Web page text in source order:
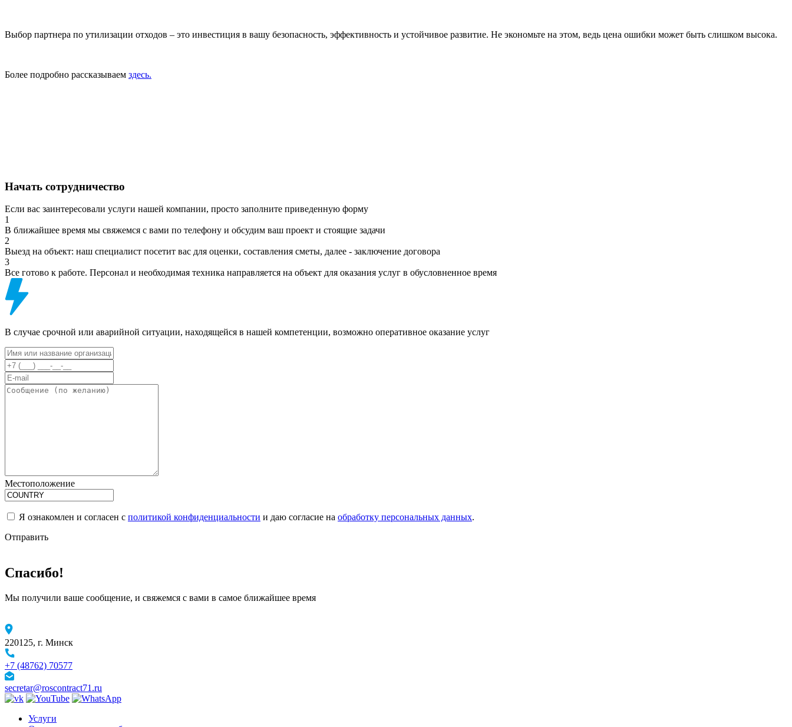
Выбор партнера по утилизации отходов – это инвестиция в вашу безопасность, эффективность и устойчивое развитие. Не экономьте на этом, ведь цена ошибки может быть слишком высока.
Более подробно рассказываем здесь.
Начать сотрудничество
Если вас заинтересовали услуги нашей компании, просто заполните приведенную форму
1
В ближайшее время мы свяжемся с вами по телефону и обсудим ваш проект и стоящие задачи
2
Выезд на объект: наш специалист посетит вас для оценки, составления сметы, далее - заключение договора
3
Все готово к работе. Персонал и необходимая техника направляется на объект для оказания услуг в обусловненное время
В случае срочной или аварийной ситуации, находящейся в нашей компетенции, возможно оперативное оказание услуг
Местоположение
Я ознакомлен и согласен с политикой конфиденциальности и даю согласие на обработку персональных данных.
Отправить
Спасибо!
Мы получили ваше сообщение, и свяжемся с вами в самое ближайшее время
220125, г. Минск
+7 (48762) 70577
secretar@roscontract71.ru
Услуги